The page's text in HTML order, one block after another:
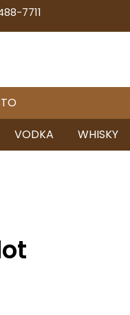
7711
VODKA WHISKY